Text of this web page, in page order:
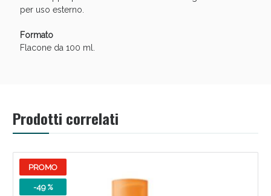
per uso esterno.
Formato
Flacone da 100 ml.
Prodotti correlati
PROMO
-49 %